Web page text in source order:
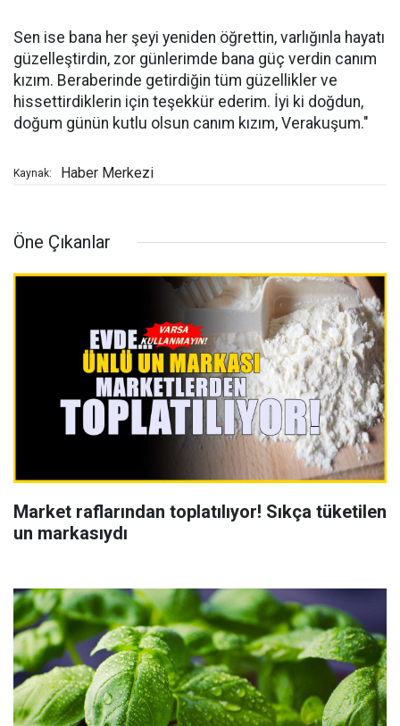
Sen ise bana her şeyi yeniden öğrettin, varlığınla hayatı
güzelleştirdin, zor günlerimde bana güç verdin canım
kızım. Beraberinde getirdiğin tüm güzellikler ve
hissettirdiklerin için teşekkür ederim. İyi ki doğdun,
doğum günün kutlu olsun canım kızım, Verakuşum."
Kaynak: Haber Merkezi
Öne Çıkanlar
Market raflarından toplatılıyor! Sıkça tüketilen
un markasıydı